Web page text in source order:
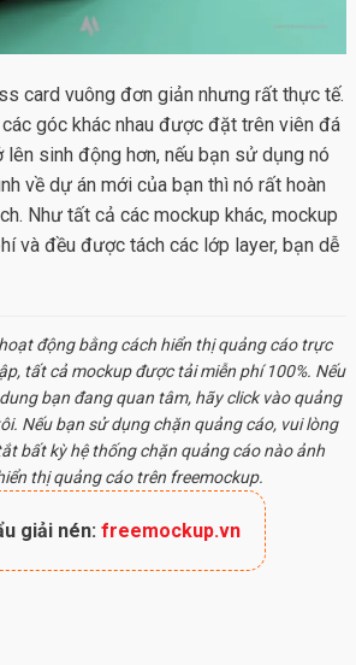
card vuông đơn giản nhưng rất thực tế.
góc khác nhau được đặt trên viên đá
lên sinh động hơn, nếu bạn sử dụng nó
về dự án mới của bạn thì nó rất hoàn
Như tất cả các mockup khác, mockup
và đều được tách các lớp layer, bạn dễ
động bằng cách hiển thị quảng cáo trực
tất cả mockupđược tải miễn phí 100%. Nếu
bạn đang quan tâm, hãy click vào quảng
Nếu bạn sử dụng chặn quảng cáo, vui lòng
bất kỳ hệ thống chặn quảng cáo nào ảnh
thị quảng cáo trên freemockup.
giải nén: freemockup.vn